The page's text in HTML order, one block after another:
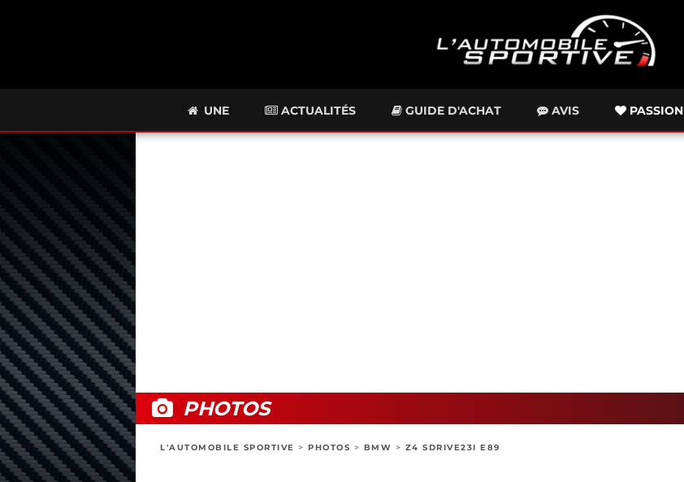
UNE ACTUALITÉS GUIDE D'ACHAT AVIS PASSION
PHOTOS
L'AUTOMOBILE SPORTIVE > PHOTOS > BMW > Z4 SDRIVE23I E89